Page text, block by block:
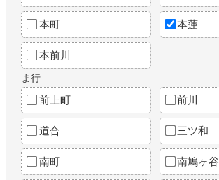
本町 本蓮
本前川
ま行
前上町 前川
道合 三ツ和
南町 南鳩ヶ谷